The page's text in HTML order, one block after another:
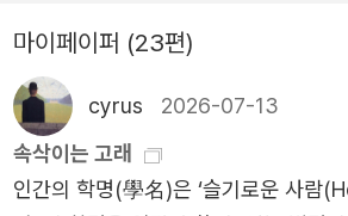
가능한 세계들... 아주 오랫만에 가슴을
읽었다.
은 지구적 현상이 되었다. 그것은 오늘
배하지 않은 생명의 놀라운 챔피언,
a) 덕분이다.- P114
마이페이퍼 (23편)
cyrus 2026-07-13
속삭이는 고래
인간의 학명(學名)은 ‘슬기로운 사람